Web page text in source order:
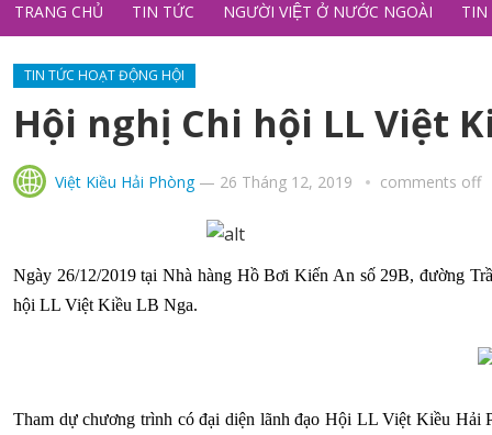
TRANG CHỦ TIN TỨC NGƯỜI VIỆT Ở NƯỚC NGOÀI TIN
TIN TỨC HOẠT ĐỘNG HỘI
Hội nghị Chi hội LL Việt
Việt Kiều Hải Phòng— 26 Tháng 12, 2019 comments off
Ngày 26/12/2019 tại Nhà hàng Hồ Bơi Kiến An số 29B, đường
hội LL Việt Kiều LB Nga.
Tham dự chương trình có đại diện lãnh đạo Hội LL Việt Kiều